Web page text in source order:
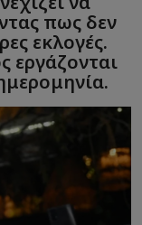
πως δεν
εκλογές.
εργάζονται